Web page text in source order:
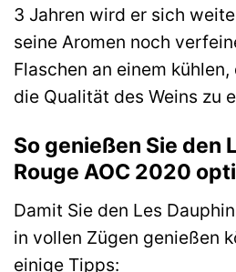
3 Jahren wird er sich
seine Aromen noch
Flaschen an einem
die Qualität des Weins zu
So genießen Sie den
Rouge AOC 2020
Damit Sie den Les
in vollen Zügen genießen
einige Tipps: